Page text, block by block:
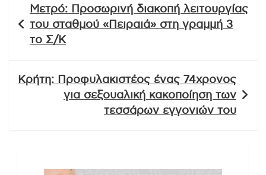
άρθρων
Μετρό: Προσωρινή διακοπή λειτουργίας
του σταθμού «Πειραιά» στη γραμμή 3
το Σ/Κ
Κρήτη: Προφυλακιστέος ένας 74χρονος
για σεξουαλική κακοποίηση των
τεσσάρων εγγονιών του